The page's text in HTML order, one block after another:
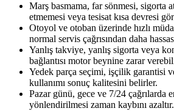
Marş basmama, far sönmesi, sigorta
etmemesi veya tesisat kısa devresi
Otoyol ve otoban üzerinde hızlı
normal servis çağrısından daha
Yanlış takviye, yanlış sigorta veya
bağlantısı motor beynine zarar
Yedek parça seçimi, işçilik garantisi
kullanımı sonuç kalitesini belirler.
Pazar günü, gece ve 7/24 çağrılarda
yönlendirilmesi zaman kaybını azaltır.